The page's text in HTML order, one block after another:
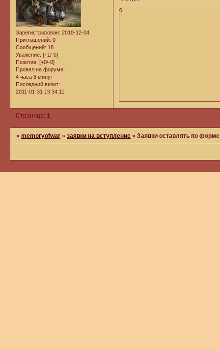
Зарегистрирован: 2010-12-04
Приглашений: 0
Сообщений: 18
Уважение: [+1/-0]
Позитив: [+0/-0]
Провел на форуме:
4 часа 8 минут
Последний визит:
2011-01-31 19:34:11
0
Страница: 1
»memoryofwar »заявки на вступление »Заявки оставлять по форме